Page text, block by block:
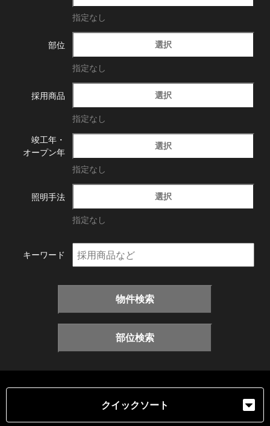
指定なし
部位 選択
指定なし
採用商品 選択
指定なし
竣工年・
オープン年
選択
指定なし
照明手法 選択
指定なし
キーワード
物件検索
部位検索
クイックソート